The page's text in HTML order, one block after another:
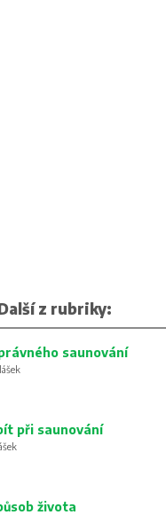
z rubriky:
saunování
při saunování
života